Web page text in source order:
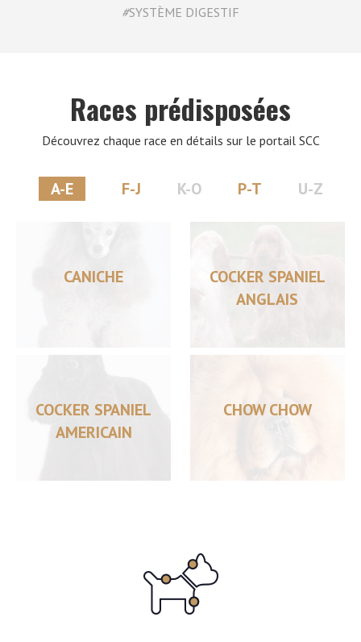
#SYSTÈME DIGESTIF
Races prédisposées
Découvrez chaque race en détails sur le portail SCC
A-E F-J K-O P-T U-Z
CANICHE
COCKER SPANIEL
ANGLAIS
COCKER SPANIEL
AMERICAIN
CHOW CHOW